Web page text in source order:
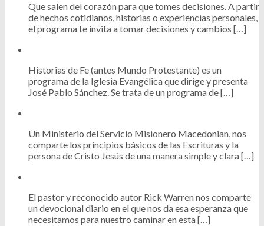
Que salen del corazón para que tomes decisiones. A partir
de hechos cotidianos, historias o experiencias personales,
el programa te invita a tomar decisiones y cambios […]
Historias de Fe (antes Mundo Protestante) es un
programa de la Iglesia Evangélica que dirige y presenta
José Pablo Sánchez. Se trata de un programa de […]
Un Ministerio del Servicio Misionero Macedonian, nos
comparte los principios básicos de las Escrituras y la
persona de Cristo Jesús de una manera simple y clara […]
El pastor y reconocido autor Rick Warren nos comparte
un devocional diario en el que nos da esa esperanza que
necesitamos para nuestro caminar en esta […]